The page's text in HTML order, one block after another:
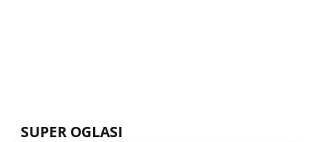
SUPER OGLASI